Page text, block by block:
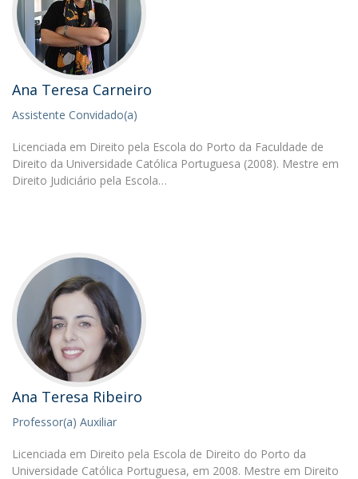
Ana Teresa Carneiro
Assistente Convidado(a)
Licenciada em Direito pela Escola do Porto da Faculdade de
Direito da Universidade Católica Portuguesa (2008). Mestre em
Direito Judiciário pela Escola…
Ana Teresa Ribeiro
Professor(a) Auxiliar
Licenciada em Direito pela Escola de Direito do Porto da
Universidade Católica Portuguesa, em 2008. Mestre em Direito